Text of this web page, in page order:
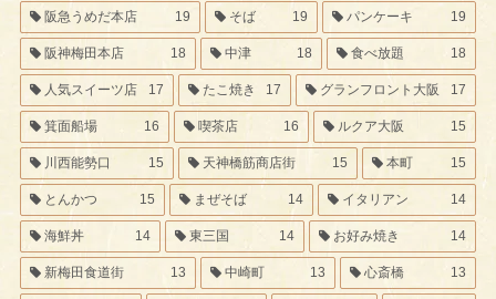
阪急うめだ本店 19 そば 19 パンケーキ 19
阪神梅田本店 18 中津 18 食べ放題 18
人気スイーツ店 17 たこ焼き 17 グランフロント大阪 17
箕面船場 16 喫茶店 16 ルクア大阪 15
川西能勢口 15 天神橋筋商店街 15 本町 15
とんかつ 15 まぜそば 14 イタリアン 14
海鮮丼 14 東三国 14 お好み焼き 14
新梅田食道街 13 中崎町 13 心斎橋 13